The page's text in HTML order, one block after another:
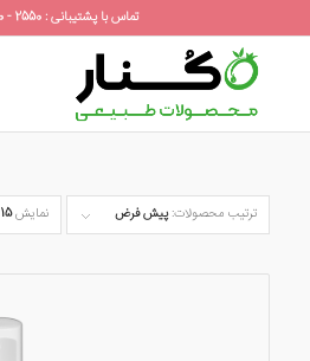
تماس با پشتیبانی : 2550 - 690 - 0919
ترتیب محصولات:پیش فرض نمایش15 محصول در هر صفحه